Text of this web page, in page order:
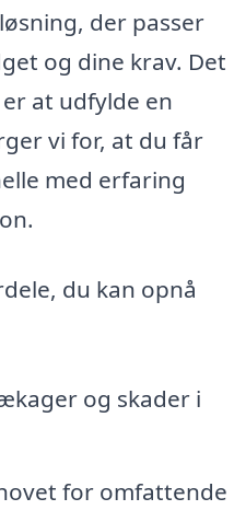
der passer
og dine krav. Det
at udfylde en
vi for, at du får
med erfaring
du kan opnå
og skader i
for omfattende